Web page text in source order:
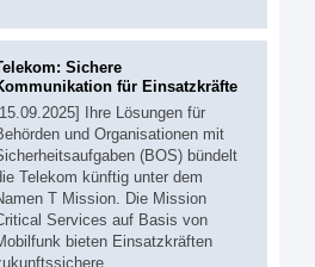
Sichere
für Einsatzkräfte
Ihre Lösungen für
und Organisationen mit
(BOS) bündelt
Telekom künftig unter dem
T Mission. Die Mission
Services auf Basis von
bieten Einsatzkräften